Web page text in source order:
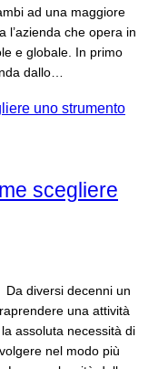
ad una maggiore
l’azienda che opera in
e globale. In primo
dallo…
scegliere
diversi decenni un
una attività
assoluta necessità di
nel modo più